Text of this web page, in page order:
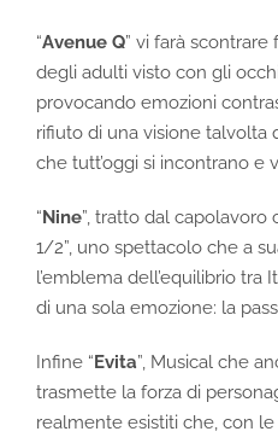
“Avenue Q” vi farà
degli adulti visto con gli
provocando emozioni
rifiuto di una visione talvolta
che tutt’oggi si incontrano e
“Nine”, tratto dal capolavoro
1/2”, uno spettacolo che a
l’emblema dell’equilibrio tra
di una sola emozione: la
Infine “Evita”, Musical che
trasmette la forza di
realmente esistiti che, con